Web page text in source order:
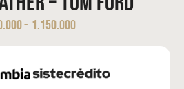
- 1.150.000